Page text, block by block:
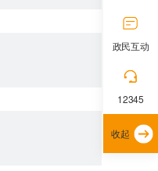
政民互动
12345
收起